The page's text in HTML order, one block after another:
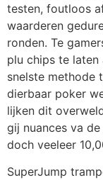
testen, foutloos
waarderen
ronden. Te
plu chips te
snelste methode
dierbaar poker
lijken dit
gij nuances va
doch veeleer
SuperJump